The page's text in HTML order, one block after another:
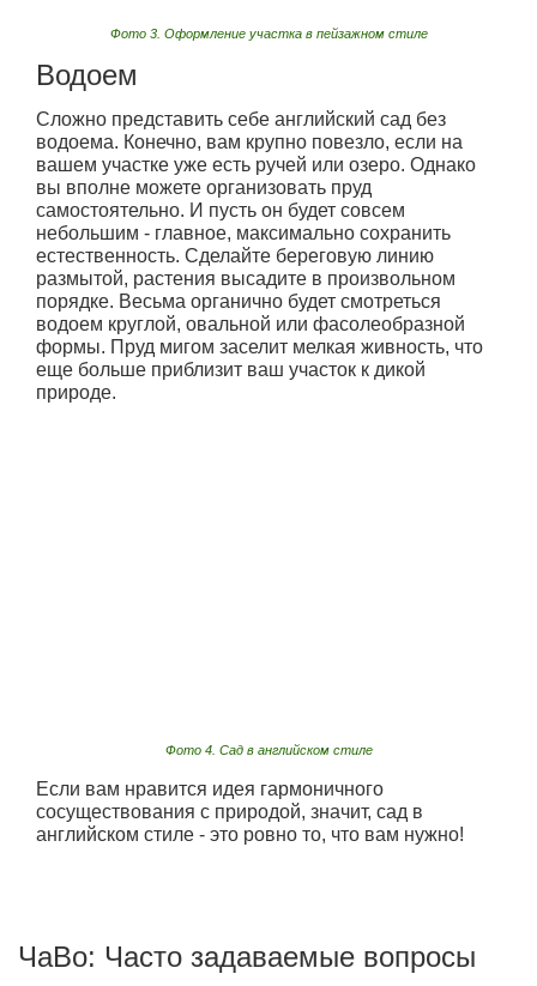
Фото 3. Оформление участка в пейзажном стиле
Водоем
Сложно представить себе английский сад без
водоема. Конечно, вам крупно повезло, если на
вашем участке уже есть ручей или озеро. Однако
вы вполне можете организовать пруд
самостоятельно. И пусть он будет совсем
небольшим - главное, максимально сохранить
естественность. Сделайте береговую линию
размытой, растения высадите в произвольном
порядке. Весьма органично будет смотреться
водоем круглой, овальной или фасолеобразной
формы. Пруд мигом заселит мелкая живность, что
еще больше приблизит ваш участок к дикой
природе.
Фото 4. Сад в английском стиле
Если вам нравится идея гармоничного
сосуществования с природой, значит, сад в
английском стиле - это ровно то, что вам нужно!
ЧаВо: Часто задаваемые вопросы